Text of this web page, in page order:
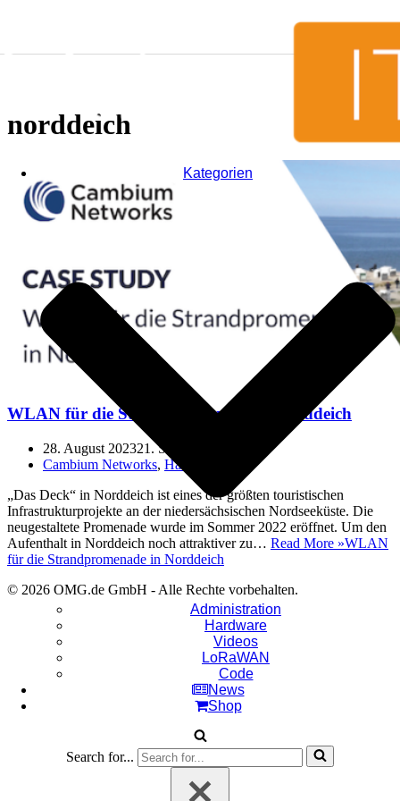
Kategorien
Administration
Hardware
Videos
LoRaWAN
Code
News
Shop
Search for...
norddeich
WLAN für die Strandpromenade in Norddeich
28. August 202321. September 2023
Cambium Networks, Hardware
„Das Deck“ in Norddeich ist eines der größten touristischen
Infrastrukturprojekte an der niedersächsischen Nordseeküste. Die
neugestaltete Promenade wurde im Sommer 2022 eröffnet. Um den
Aufenthalt in Norddeich noch attraktiver zu… Read More »WLAN
für die Strandpromenade in Norddeich
© 2026 OMG.de GmbH - Alle Rechte vorbehalten.